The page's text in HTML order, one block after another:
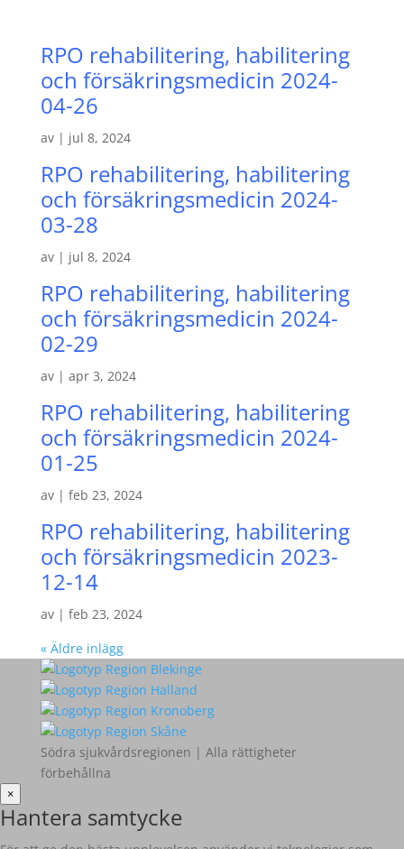
RPO rehabilitering, habilitering
och försäkringsmedicin 2024-
04-26
av | jul 8, 2024
RPO rehabilitering, habilitering
och försäkringsmedicin 2024-
03-28
av | jul 8, 2024
RPO rehabilitering, habilitering
och försäkringsmedicin 2024-
02-29
av | apr 3, 2024
RPO rehabilitering, habilitering
och försäkringsmedicin 2024-
01-25
av | feb 23, 2024
RPO rehabilitering, habilitering
och försäkringsmedicin 2023-
12-14
av | feb 23, 2024
« Äldre inlägg
Södra sjukvårdsregionen | Alla rättigheter
förbehållna
×
Hantera samtycke